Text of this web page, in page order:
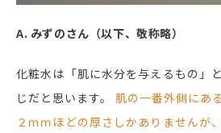
A. みずのさん（以下、敬称略）
化粧水は「肌に水分を与えるもの」
じだと思います。 肌の一番外側にあ
２ｍｍほどの厚さしかありませんが